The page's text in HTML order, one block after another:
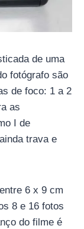
de uma
fotógrafo são
de foco: 1 a 2
as
I de
trava e
6 x 9 cm
8 e 16 fotos
do filme é